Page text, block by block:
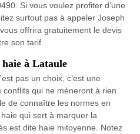
Si vous voulez profiter d’une
surtout pas à appeler Joseph
offrira gratuitement le devis
son tarif.
à Lataule
pas un choix, c’est une
conflits qui ne mèneront à rien
de connaître les normes en
qui sert à marquer la
est dite haie mitoyenne. Notez